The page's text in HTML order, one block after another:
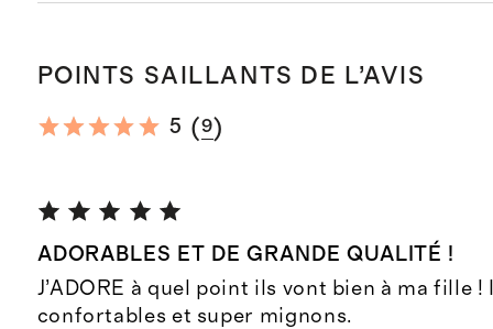
POINTS SAILLANTS DE L’AVIS
5 (9)
ADORABLES ET DE GRANDE QUALITÉ !
J’ADORE à quel point ils vont bien à ma fille
confortables et super mignons.